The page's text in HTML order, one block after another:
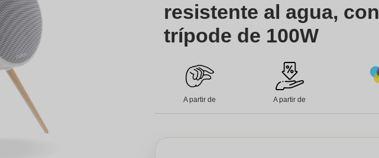
resistente al agua, con
trípode de 100W
A partir de A partir de